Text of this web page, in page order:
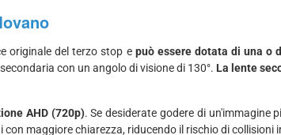
originale del terzo stop e può essere dotata di una o
con un angolo di visione di 130°. La lente
AHD (720p). Se desiderate godere di un'immagine
maggiore chiarezza, riducendo il rischio di collisioni